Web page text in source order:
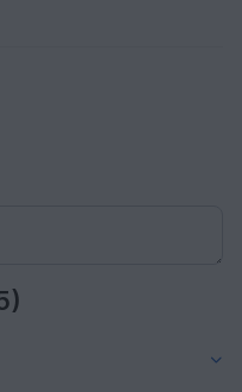
bei dieser Grösse
trotzdem und beim
beschenkte Kind wird